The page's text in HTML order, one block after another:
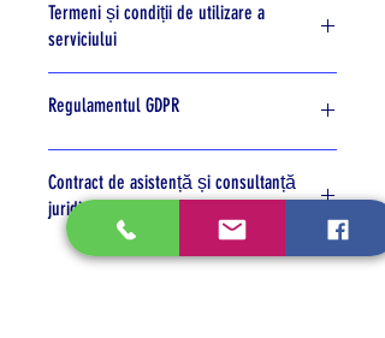
Termeni și condiții de utilizare a
serviciului
Regulamentul GDPR
Contract de asistență și consultanță
juridică
Draft contract asistență juridică